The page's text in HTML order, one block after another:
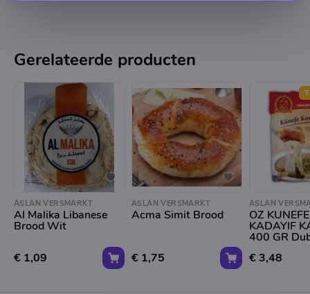
Gerelateerde producten
ASLAN VERSMARKT
Al Malika Libanese
Brood Wit
€ 1,09
ASLAN VERSMARKT
Acma Simit Brood
€ 1,75
ASLAN
OZ
KADAYIF
400 GR
€ 3,48